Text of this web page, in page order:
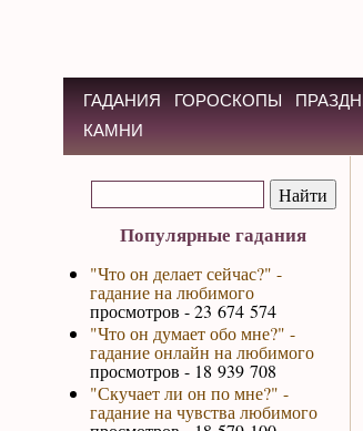
ГАДАНИЯ ГОРОСКОПЫ
КАМНИ
Популярные гадания
"Что он делает сейчас?" -
гадание на любимого
просмотров - 23 674 574
"Что он думает обо мне?" -
гадание онлайн на любимого
просмотров - 18 939 708
"Скучает ли он по мне?" -
гадание на чувства любимого